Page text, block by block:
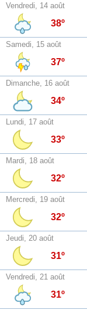
Vendredi, 14 août
38º
Samedi, 15 août
37º
Dimanche, 16 août
34º
Lundi, 17 août
33º
Mardi, 18 août
32º
Mercredi, 19 août
32º
Jeudi, 20 août
31º
Vendredi, 21 août
31º